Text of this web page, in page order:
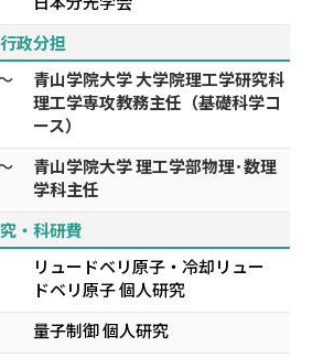
政分担
青山学院大学 大学院理工学研究科
理工学専攻教務主任（基礎科学コ
ース）
青山学院大学 理工学部物理･数理
学科主任
・科研費
リュードベリ原子・冷却リュー
ドベリ原子 個人研究
量子制御 個人研究